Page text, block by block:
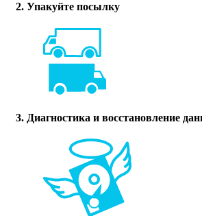
2. Упакуйте посылку
3. Диагностика и восстановление